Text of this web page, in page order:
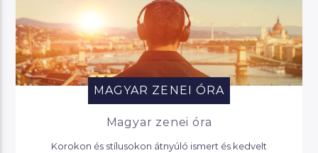
MAGYAR ZENEI ÓRA
Magyar zenei óra
Korokon és stílusokon átnyúló ismert és kedvelt